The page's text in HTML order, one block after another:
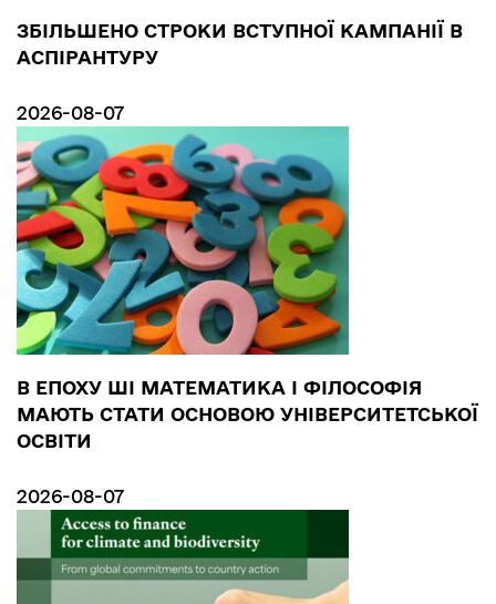
ЗБІЛЬШЕНО СТРОКИ ВСТУПНОЇ КАМПАНІЇ В
АСПІРАНТУРУ
2026-08-07
В ЕПОХУ ШІ МАТЕМАТИКА І ФІЛОСОФІЯ
МАЮТЬ СТАТИ ОСНОВОЮ УНІВЕРСИТЕТСЬКОЇ
ОСВІТИ
2026-08-07